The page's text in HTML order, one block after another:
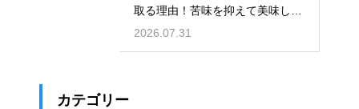
取る理由！苦味を抑えて美味しい
ジャムに仕上げる
2026.07.31
カテゴリー